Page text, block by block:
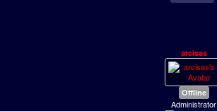
arcisas
Offline
Administrator